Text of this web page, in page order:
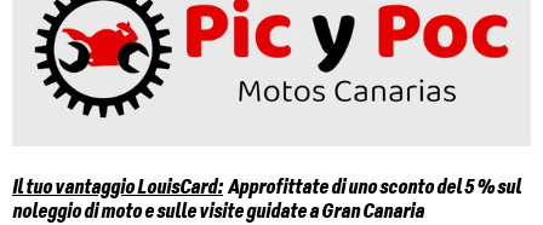
Il tuo vantaggio LouisCard:Approfittate di uno sconto del 5 % sul
noleggio di moto e sulle visite guidate a Gran Canaria